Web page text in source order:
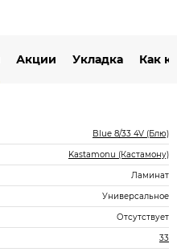
Акции Укладка Как
Blue 8/33 4V (Блю)
Kastamonu (Кастамону)
Ламинат
Универсальное
Отсутствует
33